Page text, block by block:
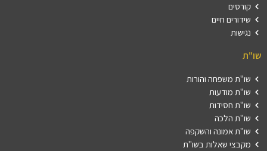
קורסים
שידורים חיים
נגישות
שו"ת
שו"ת משפחה והורות
שו"ת מודעות
שו"ת חסידות
שו"ת הלכה
שו"ת אמונה והשקפה
מקבצי שאלות בשו"ת